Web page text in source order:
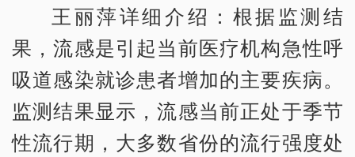
王丽萍详细介绍：根据监测结
果，流感是引起当前医疗机构急性呼
吸道感染就诊患者增加的主要疾病。
监测结果显示，流感当前正处于季节
性流行期，大多数省份的流行强度处